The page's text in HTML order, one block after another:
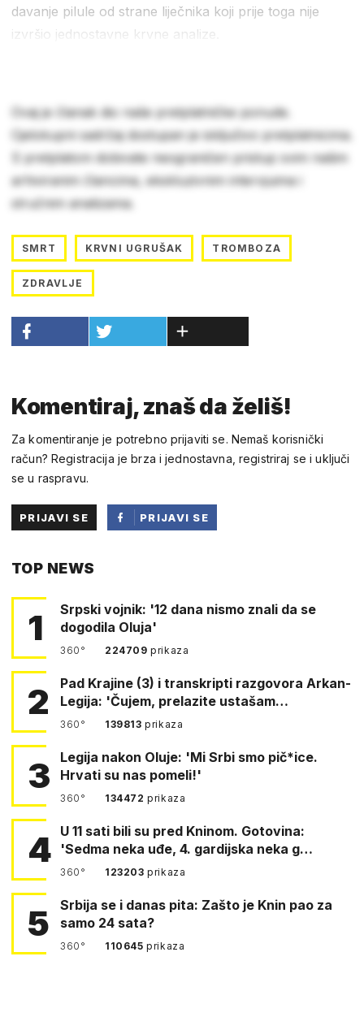
davanje pilule od strane liječnika koji prije toga nije
izvršio jednostavne krvne analize.
Ovaj je članak dio naše pretplatničke ponude.
Cjelokupni sadržaj dostupan je isključivo pretplatnicima.
S pretplatom dobivate neograničen pristup svim našim
arhiviranim člancima, ekskluzivnim intervjuima i
stručnim analizama.
SMRT KRVNI UGRUŠAK TROMBOZA
ZDRAVLJE
Komentiraj, znaš da želiš!
Za komentiranje je potrebno prijaviti se. Nemaš korisnički
račun? Registracija je brza i jednostavna, registriraj se i uključi
se u raspravu.
PRIJAVI SE
PRIJAVI SE
TOP NEWS
1
Srpski vojnik: '12 dana nismo znali da se
dogodila Oluja'
360° 224709prikaza
2
Pad Krajine (3) i transkripti razgovora Arkan-
Legija: 'Čujem, prelazite ustašam…
360° 139813prikaza
3
Legija nakon Oluje: 'Mi Srbi smo pič*ice.
Hrvati su nas pomeli!'
360° 134472prikaza
4 U 11 sati bili su pred Kninom. Gotovina:
'Sedma neka uđe, 4. gardijska neka g…
360° 123203prikaza
5
Srbija se i danas pita: Zašto je Knin pao za
samo 24 sata?
360° 110645prikaza